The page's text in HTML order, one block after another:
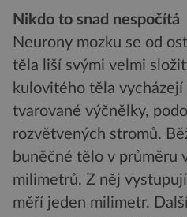
Nikdo to snad nespočítá
Neurony mozku se od
těla liší svými velmi
kulovitého těla vycházejí
tvarované výčnělky,
rozvětvených stromů.
buněčné tělo v průměru
milimetrů. Z něj
měří jeden milimetr.